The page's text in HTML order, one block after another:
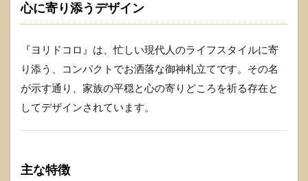
心に寄り添うデザイン
『ヨリドコロ』は、忙しい現代人のライフスタイルに寄
り添う、コンパクトでお洒落な御神札立てです。その名
が示す通り、家族の平穏と心の寄りどころを祈る存在と
してデザインされています。
主な特徴